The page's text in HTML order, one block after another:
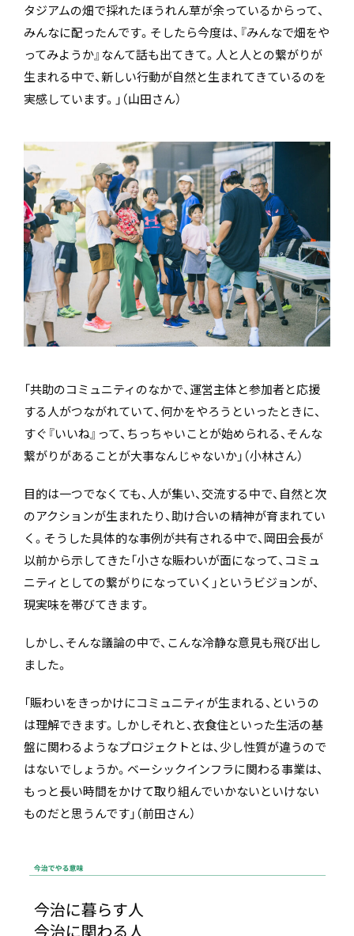
タジアムの畑で採れたほうれん草が余っているからって、
みんなに配ったんです。そしたら今度は、『みんなで畑をや
ってみようか』なんて話も出てきて。人と人との繋がりが
生まれる中で、新しい行動が自然と生まれてきているのを
実感しています。」（山田さん）
「共助のコミュニティのなかで、運営主体と参加者と応援
する人がつながれていて、何かをやろうといったときに、
すぐ『いいね』って、ちっちゃいことが始められる、そんな
繋がりがあることが大事なんじゃないか」（小林さん）
目的は一つでなくても、人が集い、交流する中で、自然と次
のアクションが生まれたり、助け合いの精神が育まれてい
く。そうした具体的な事例が共有される中で、岡田会長が
以前から示してきた「小さな賑わいが面になって、コミュ
ニティとしての繋がりになっていく」というビジョンが、
現実味を帯びてきます。
しかし、そんな議論の中で、こんな冷静な意見も飛び出し
ました。
「賑わいをきっかけにコミュニティが生まれる、というの
は理解できます。しかしそれと、衣食住といった生活の基
盤に関わるようなプロジェクトとは、少し性質が違うので
はないでしょうか。ベーシックインフラに関わる事業は、
もっと長い時間をかけて取り組んでいかないといけない
ものだと思うんです」（前田さん）